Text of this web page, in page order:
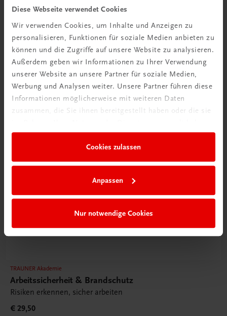
Diese Webseite verwendet Cookies
Wir verwenden Cookies, um Inhalte und Anzeigen zu
personalisieren, Funktionen für soziale Medien anbieten zu
können und die Zugriffe auf unsere Website zu analysieren.
Außerdem geben wir Informationen zu Ihrer Verwendung
unserer Website an unsere Partner für soziale Medien,
Werbung und Analysen weiter. Unsere Partner führen diese
Informationen möglicherweise mit weiteren Daten
zusammen, die Sie ihnen bereitgestellt haben oder die sie
Cookies zulassen
Anpassen
Nur notwendige Cookies
Hygiene Basics
Hygiene leicht gemacht – sicher, sauber, professionell
TRAUNER Akademie
Arbeitssicherheit & Brandschutz
Risiken erkennen, sicher arbeiten
€ 29,50